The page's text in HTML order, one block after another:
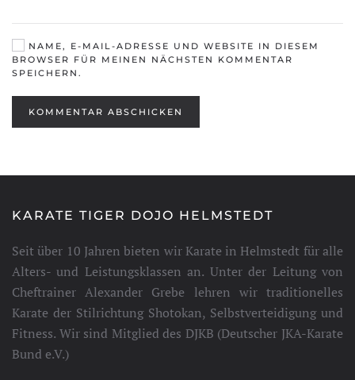
NAME, E-MAIL-ADRESSE UND WEBSITE IN DIESEM
BROWSER FÜR MEINEN NÄCHSTEN KOMMENTAR
SPEICHERN.
KOMMENTAR ABSCHICKEN
KARATE TIGER DOJO HELMSTEDT
Seit über 10 Jahren bieten wir Karate in Helmstedt für alle
Alters- und Leistungsklassen an. Unter der Leitung von
Cheftrainer Alexander Grebe lehren wir traditionelles
Karate der Stilrichtung Shotokan, Selbstverteidigung und
Fitness. Wir sind Mitglied des DJKB (Deutscher JKA-Karate
Bund e.V.)